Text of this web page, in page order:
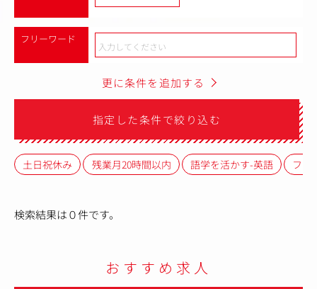
フリーワード
更に条件を追加する
指定した条件で絞り込む
土日祝休み 残業月20時間以内 語学を活かす-英語 フレ
検索結果は０件です。
おすすめ求人